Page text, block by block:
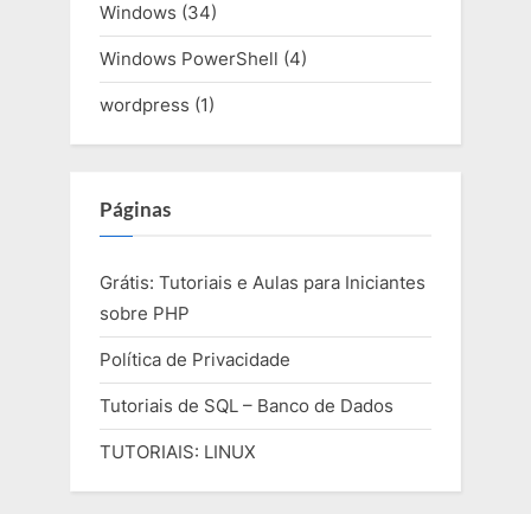
Windows (34)
Windows PowerShell (4)
wordpress (1)
Páginas
Grátis: Tutoriais e Aulas para Iniciantes
sobre PHP
Política de Privacidade
Tutoriais de SQL – Banco de Dados
TUTORIAIS: LINUX